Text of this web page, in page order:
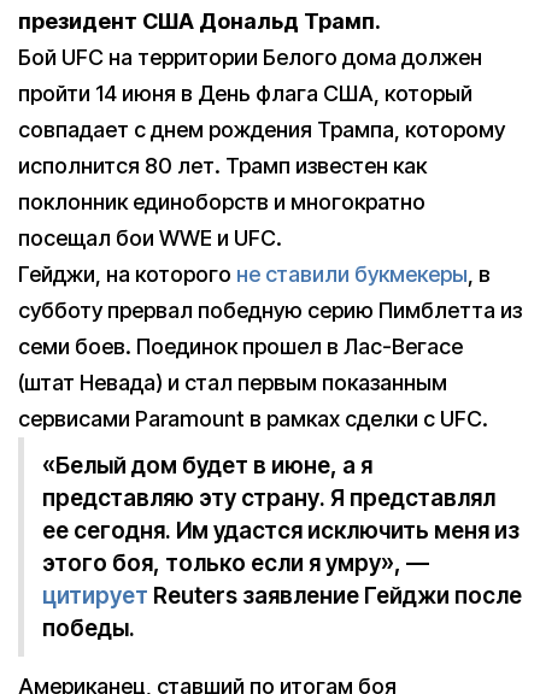
президент США Дональд Трамп.
Бой UFC на территории Белого дома должен
пройти 14 июня в День флага США, который
совпадает с днем рождения Трампа, которому
исполнится 80 лет. Трамп известен как
поклонник единоборств и многократно
посещал бои WWE и UFC.
Гейджи, на которого не ставили букмекеры, в
субботу прервал победную серию Пимблетта из
семи боев. Поединок прошел в Лас-Вегасе
(штат Невада) и стал первым показанным
сервисами Paramount в рамках сделки с UFC.
«Белый дом будет в июне, а я
представляю эту страну. Я представлял
ее сегодня. Им удастся исключить меня из
этого боя, только если я умру», —
цитирует Reuters заявление Гейджи после
победы.
Американец, ставший по итогам боя